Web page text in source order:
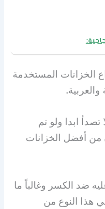
الخزانات المستخدمة
تصدأ ابدا ولو تم
من أفضل الخزانات
ضد الكسر وغالباً ما
هذا النوع من